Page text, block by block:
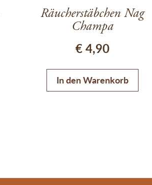
Räucherstäbchen Nag
Champa
€4,90
In den Warenkorb